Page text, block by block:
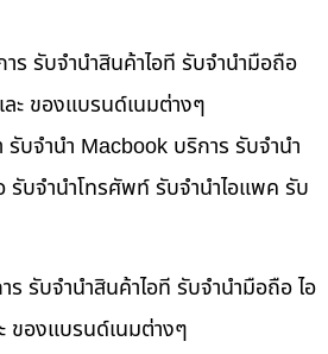
ร รับจำนำสินค้าไอที รับจำนำมือถือ
ะ ของแบรนด์เนมต่างๆ
บจำนำ Macbook บริการ รับจำนำ
รับจำนำโทรศัพท์ รับจำนำไอแพค รับ
รับจำนำสินค้าไอที รับจำนำมือถือ ไอ
ของแบรนด์เนมต่างๆ